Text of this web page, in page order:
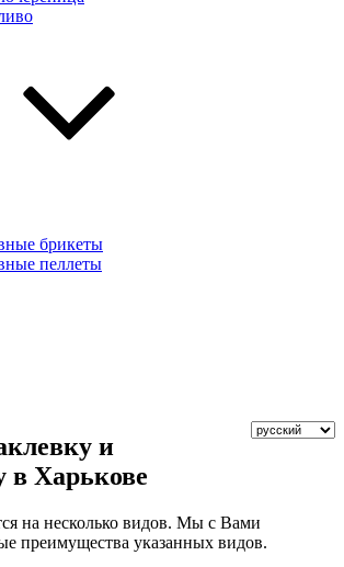
брикеты
пеллеты
и
в Харькове
на несколько видов. Мы с Вами
преимущества указанных видов.